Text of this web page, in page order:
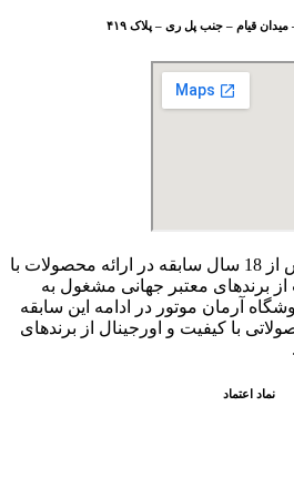
مجموعه آرمان موتور با بیش از 18 سال سابقه در ارائه محصولات با
برندهای معتبر جهانی مشغول به
آرمان موتور در ادامه اين سابقه
با کيفيت و اورجينال از برندهای
نماد اعتماد